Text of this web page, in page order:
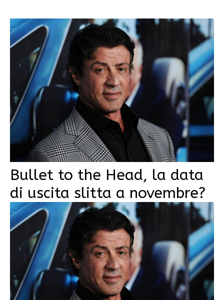
Bullet to the Head, la data
di uscita slitta a novembre?